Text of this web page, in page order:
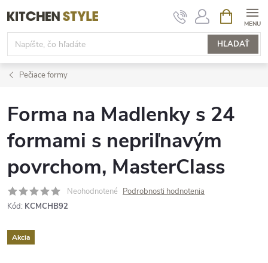
na
obsah
HĽADAŤ
KOŠÍK
Pečiace formy
Forma na Madlenky s 24
formami s nepriľnavým
povrchom, MasterClass
Neohodnotené Podrobnosti hodnotenia
Kód: KCMCHB92
Akcia